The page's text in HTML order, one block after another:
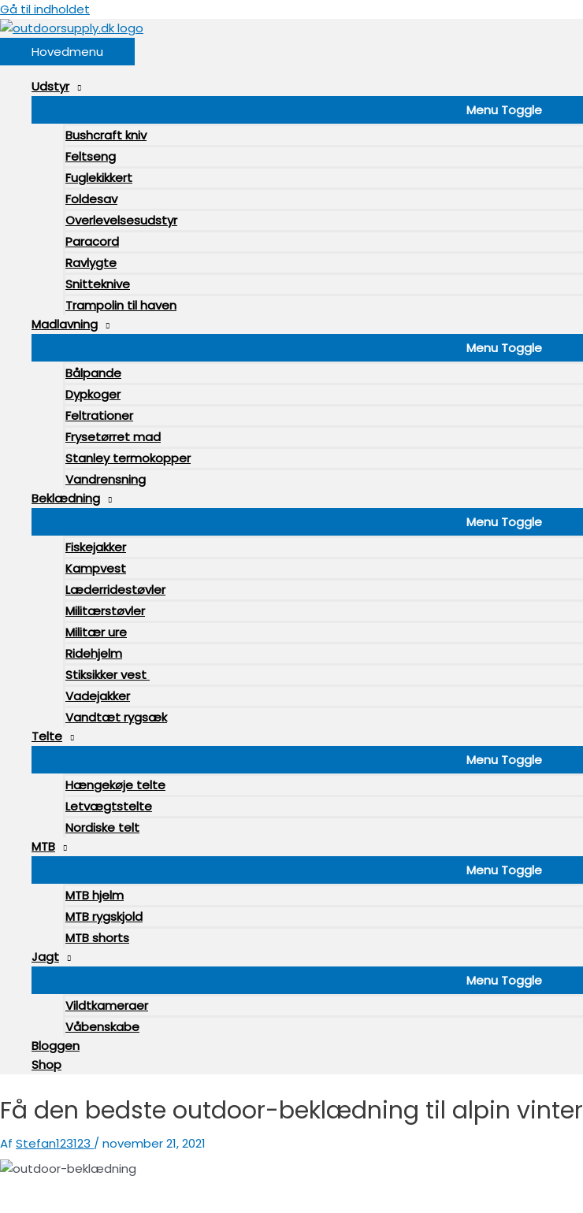
Gå til indholdet
Hovedmenu
Udstyr
Menu Toggle
Bushcraft kniv
Feltseng
Fuglekikkert
Foldesav
Overlevelsesudstyr
Paracord
Ravlygte
Snitteknive
Trampolin til haven
Madlavning
Menu Toggle
Bålpande
Dypkoger
Feltrationer
Frysetørret mad
Stanley termokopper
Vandrensning
Beklædning
Menu Toggle
Fiskejakker
Kampvest
Læderridestøvler
Militærstøvler
Militær ure
Ridehjelm
Stiksikker vest
Vadejakker
Vandtæt rygsæk
Telte
Menu Toggle
Hængekøje telte
Letvægtstelte
Nordiske telt
MTB
Menu Toggle
MTB hjelm
MTB rygskjold
MTB shorts
Jagt
Menu Toggle
Vildtkameraer
Våbenskabe
Bloggen
Shop
Få den bedste outdoor-beklædning til alpin vinter
Af Stefan123123 / november 21, 2021